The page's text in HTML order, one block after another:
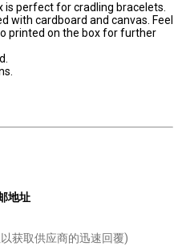
is perfect for cradling bracelets.
with cardboard and canvas. Feel
printed on the box for further
地址
获取供应商的迅速回覆)